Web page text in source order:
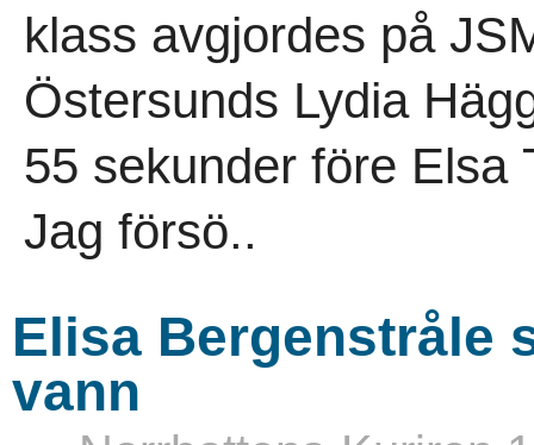
klass avgjordes på
Östersunds Lydia
55 sekunder före Elsa
Jag försö..
Elisa Bergenstråle
vann